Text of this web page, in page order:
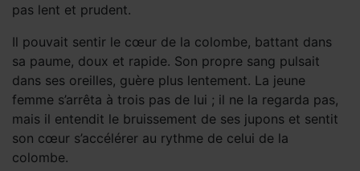
pas lent et prudent.
Il pouvait sentir le cœur de la colombe, battant dans
sa paume, doux et rapide. Son propre sang pulsait
dans ses oreilles, guère plus lentement. La jeune
femme s’arrêta à trois pas de lui ; il ne la regarda pas,
mais il entendit le bruissement de ses jupons et sentit
son cœur s’accélérer au rythme de celui de la
colombe.